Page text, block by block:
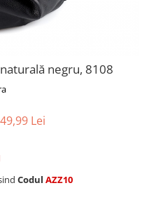
negru, 8108
Lei
Codul AZZ10